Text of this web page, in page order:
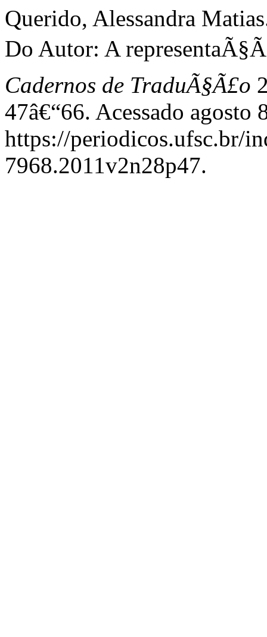
Querido, Alessandra
Do Autor: A
Cadernos de TraduÃ§Ã£o
47â€“66. Acessado agosto
https://periodicos.ufsc.br/
7968.2011v2n28p47.